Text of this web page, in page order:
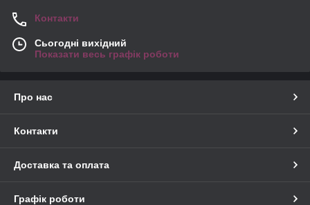
Контакти
Сьогодні вихідний
Показати весь графік роботи
Про нас
Контакти
Доставка та оплата
Графік роботи